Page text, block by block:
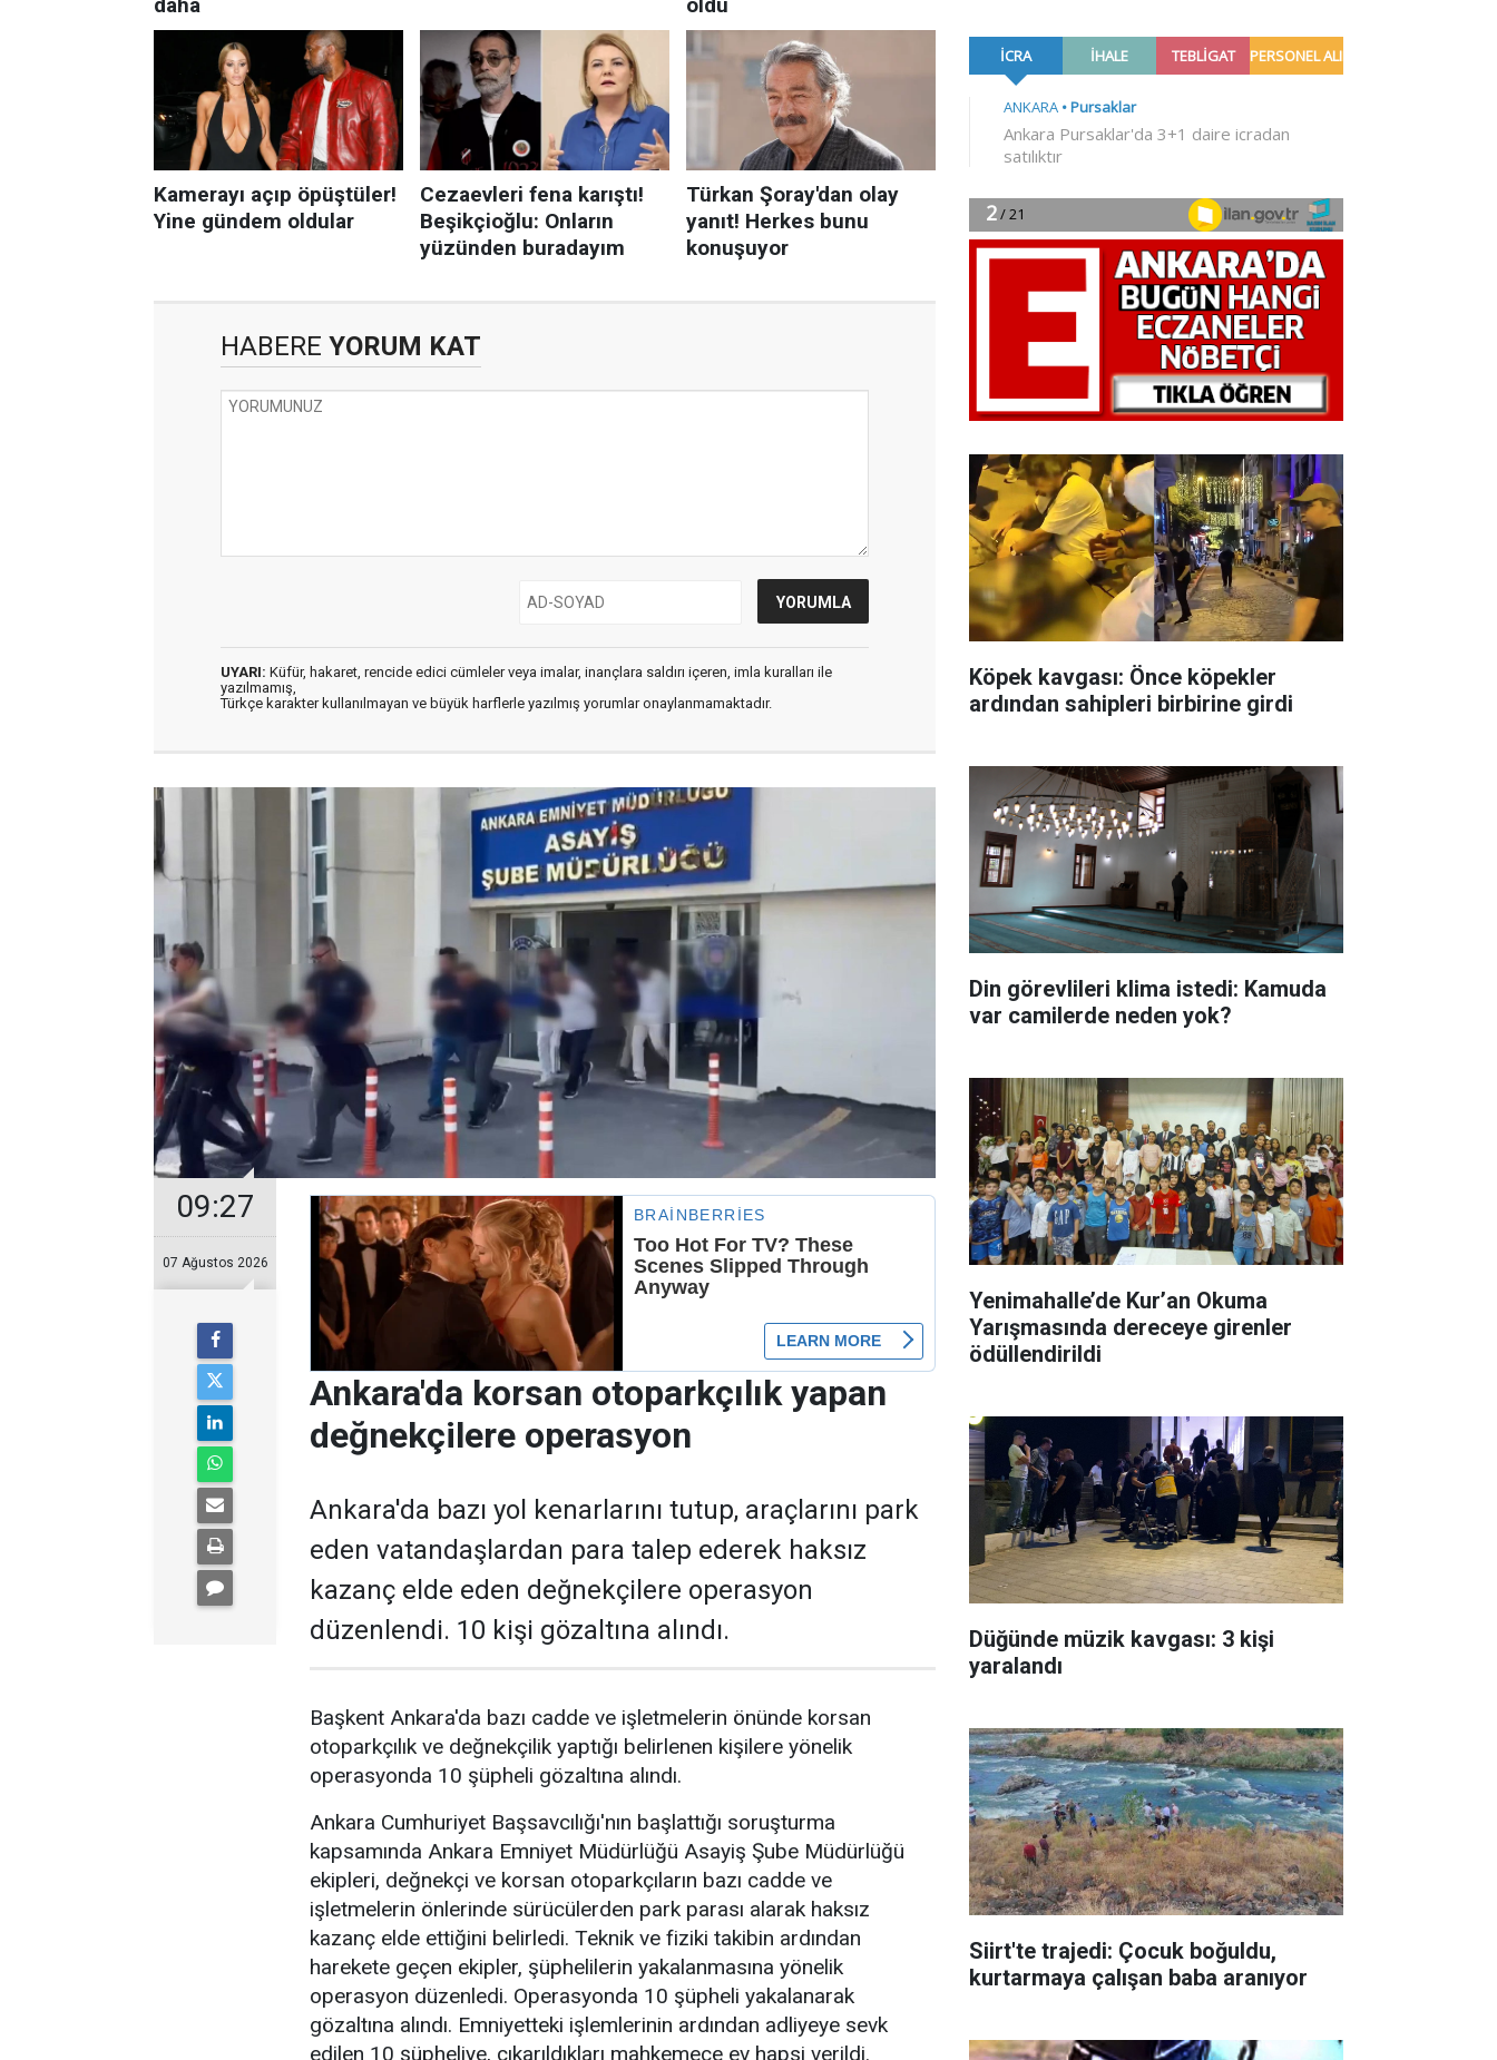
HABERE YORUM KAT
UYARI: Küfür, hakaret, rencide edici cümleler veya imalar, inançlara saldırı içeren, imla kuralları ile
yazılmamış,
Türkçe karakter kullanılmayan ve büyük harflerle yazılmış yorumlar onaylanmamaktadır.
09:27
07 Ağustos 2026
Ankara'da korsan otoparkçılık yapan
değnekçilere operasyon
Ankara'da bazı yol kenarlarını tutup, araçlarını park
eden vatandaşlardan para talep ederek haksız
kazanç elde eden değnekçilere operasyon
düzenlendi. 10 kişi gözaltına alındı.
Başkent Ankara'da bazı cadde ve işletmelerin önünde korsan
otoparkçılık ve değnekçilik yaptığı belirlenen kişilere yönelik
operasyonda 10 şüpheli gözaltına alındı.
Ankara Cumhuriyet Başsavcılığı'nın başlattığı soruşturma
kapsamında Ankara Emniyet Müdürlüğü Asayiş Şube Müdürlüğü
ekipleri, değnekçi ve korsan otoparkçıların bazı cadde ve
işletmelerin önlerinde sürücülerden park parası alarak haksız
kazanç elde ettiğini belirledi. Teknik ve fiziki takibin ardından
harekete geçen ekipler, şüphelilerin yakalanmasına yönelik
operasyon düzenledi. Operasyonda 10 şüpheli yakalanarak
gözaltına alındı. Emniyetteki işlemlerinin ardından adliyeye sevk
edilen 10 şüpheliye, çıkarıldıkları mahkemece ev hapsi verildi.
Köpek kavgası: Önce köpekler
ardından sahipleri birbirine girdi
Din görevlileri klima istedi: Kamuda
var camilerde neden yok?
Yenimahalle’de Kur’an Okuma
Yarışmasında dereceye girenler
ödüllendirildi
Düğünde müzik kavgası: 3 kişi
yaralandı
Siirt'te trajedi: Çocuk boğuldu,
kurtarmaya çalışan baba aranıyor